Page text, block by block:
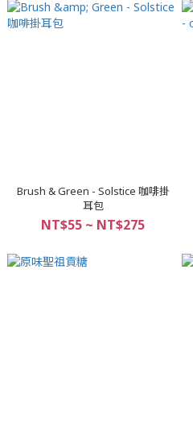
Brush & Green - Solstice 咖啡掛
耳包
NT$55 ~ NT$275